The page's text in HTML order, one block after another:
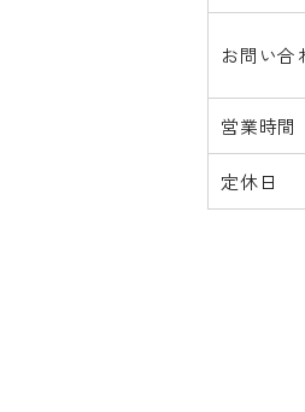
お問い合
営業時間
定休日